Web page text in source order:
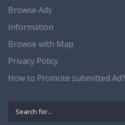
Browse Ads
Information
Browse with Map
Privacy Policy
How to Promote submitted Ad?